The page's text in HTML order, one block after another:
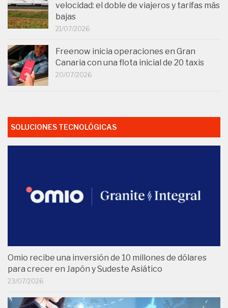
velocidad: el doble de viajeros y tarifas más
bajas
21/07/2026
Freenow inicia operaciones en Gran
Canaria con una flota inicial de 20 taxis
20/07/2026
SOLUCIONES TECNOLÓGICAS
Omio recibe una inversión de 10 millones de dólares
para crecer en Japón y Sudeste Asiático
23/07/2026